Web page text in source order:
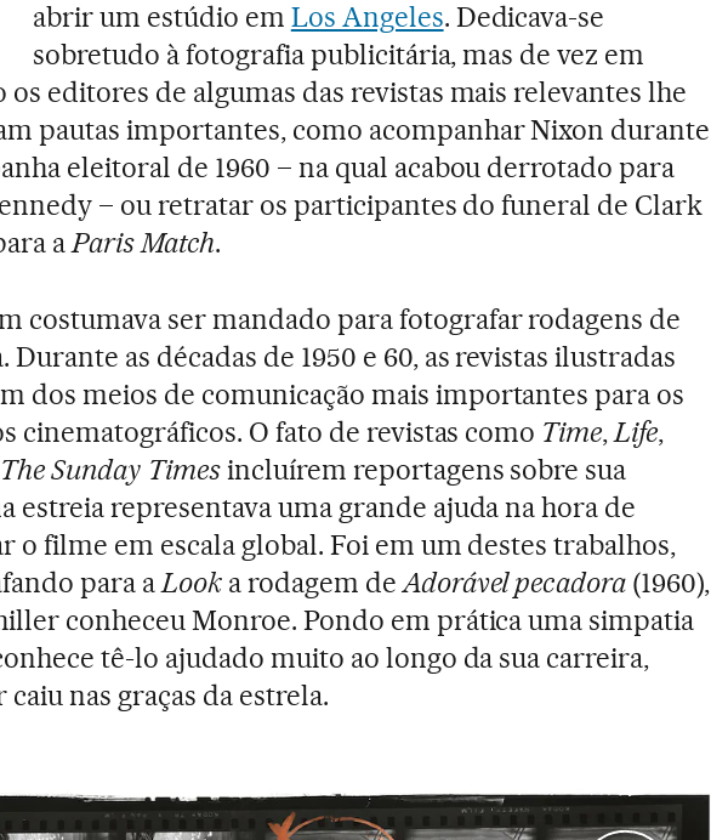
abrir um estúdio em Los Angeles. Dedicava-se
sobretudo à fotografia publicitária, mas de vez em
os editores de algumas das revistas mais relevantes lhe
pautas importantes, como acompanhar Nixon durante
eleitoral de 1960 – na qual acabou derrotado para
– ou retratar os participantes do funeral de Clark
aParis Match.
costumava ser mandado para fotografar rodagens de
Durante as décadas de 1950 e 60, as revistas ilustradas
dos meios de comunicação mais importantes para os
cinematográficos. O fato de revistas como Time,Life,
The Sunday Timesincluírem reportagens sobre sua
estreia representava uma grande ajuda na hora de
o filme em escala global. Foi em um destes trabalhos,
para aLooka rodagem deAdorável pecadora (1960),
conheceu Monroe. Pondo em prática uma simpatia
tê-lo ajudado muito ao longo da sua carreira,
caiu nas graças da estrela.